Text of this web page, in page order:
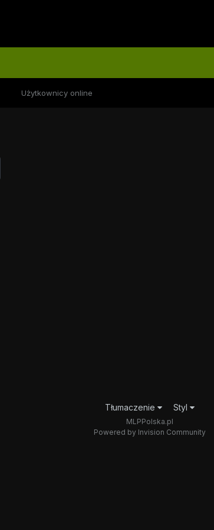
Użytkownicy online
Tłumaczenie Styl
MLPPolska.pl
Powered by Invision Community